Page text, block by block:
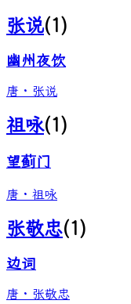
张说(1)
幽州夜饮
唐 · 张说
祖咏(1)
望蓟门
唐 · 祖咏
张敬忠(1)
边词
唐 · 张敬忠